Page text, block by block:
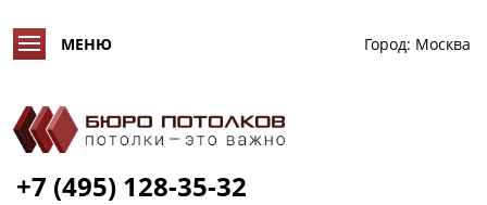
Город: Москва
+7 (495) 128-35-32